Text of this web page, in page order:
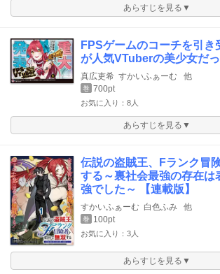
あらすじを見る▼
FPSゲームのコーチを引き
が人気VTuberの美少女だっ
真広吏希 すかいふぁーむ 他
巻 700pt
お気に入り：8人
あらすじを見る▼
伝説の盗賊王、Fランク冒
する～裏社会最強の存在は
強でした～ 【連載版】
すかいふぁーむ 白色ふみ 他
巻 100pt
お気に入り：3人
あらすじを見る▼